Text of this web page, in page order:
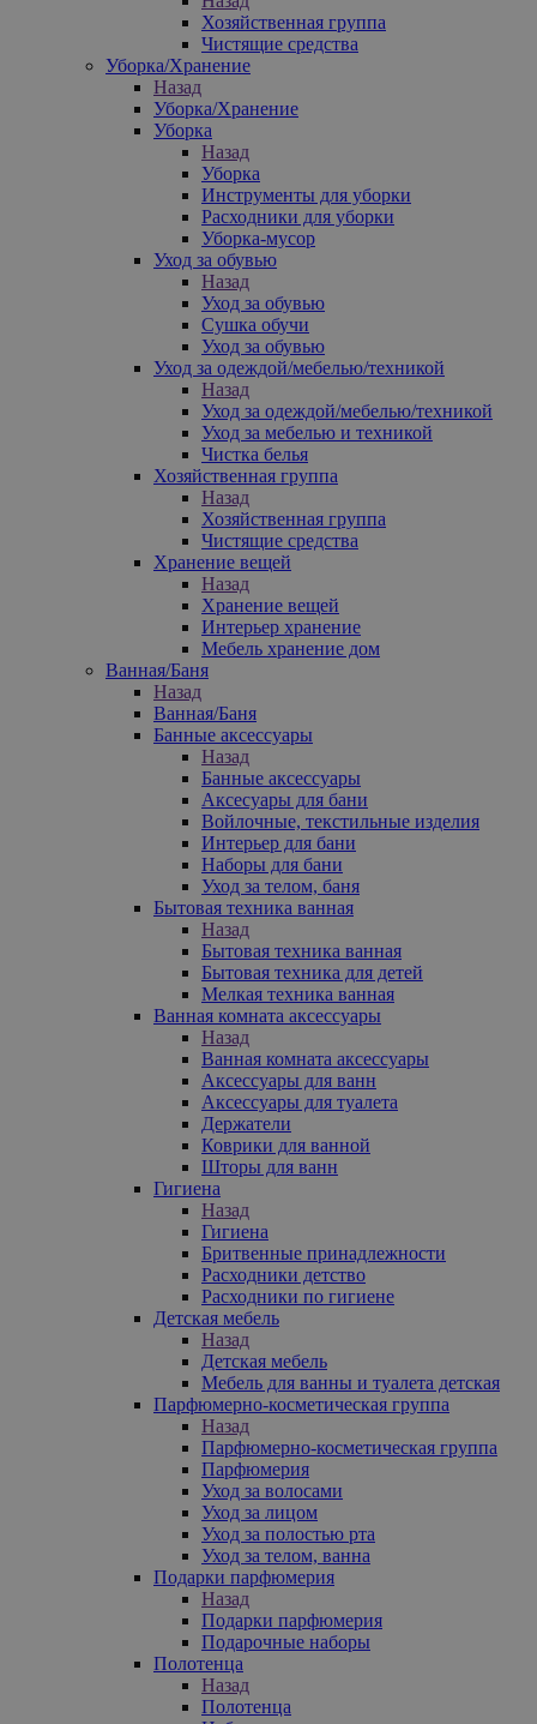
Хозяйственная группа
Чистящие средства
Уборка/Хранение
Назад
Уборка/Хранение
Уборка
Назад
Уборка
Инструменты для уборки
Расходники для уборки
Уборка-мусор
Уход за обувью
Назад
Уход за обувью
Сушка обучи
Уход за обувью
Уход за одеждой/мебелью/техникой
Назад
Уход за одеждой/мебелью/техникой
Уход за мебелью и техникой
Чистка белья
Хозяйственная группа
Назад
Хозяйственная группа
Чистящие средства
Хранение вещей
Назад
Хранение вещей
Интерьер хранение
Мебель хранение дом
Ванная/Баня
Назад
Ванная/Баня
Банные аксессуары
Назад
Банные аксессуары
Аксесуары для бани
Войлочные, текстильные изделия
Интерьер для бани
Наборы для бани
Уход за телом, баня
Бытовая техника ванная
Назад
Бытовая техника ванная
Бытовая техника для детей
Мелкая техника ванная
Ванная комната аксессуары
Назад
Ванная комната аксессуары
Аксессуары для ванн
Аксессуары для туалета
Держатели
Коврики для ванной
Шторы для ванн
Гигиена
Назад
Гигиена
Бритвенные принадлежности
Расходники детство
Расходники по гигиене
Детская мебель
Назад
Детская мебель
Мебель для ванны и туалета детская
Парфюмерно-косметическая группа
Назад
Парфюмерно-косметическая группа
Парфюмерия
Уход за волосами
Уход за лицом
Уход за полостью рта
Уход за телом, ванна
Подарки парфюмерия
Назад
Подарки парфюмерия
Подарочные наборы
Полотенца
Назад
Полотенца